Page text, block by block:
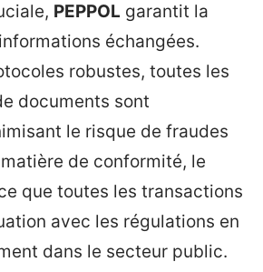
PEPPOL garantit la
échangées.
robustes, toutes les
documents sont
le risque de fraudes
matière de conformité, le
que toutes les transactions
avec les régulations en
dans le secteur public.